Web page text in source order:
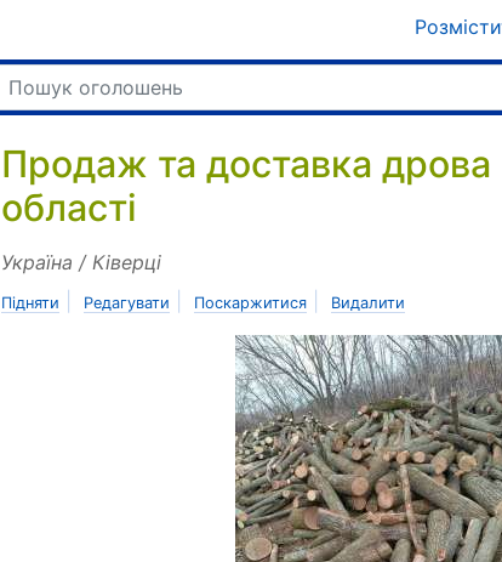
Продаж та доставка дрова
області
Україна / Ківерці
Підняти Редагувати Поскаржитися Видалити